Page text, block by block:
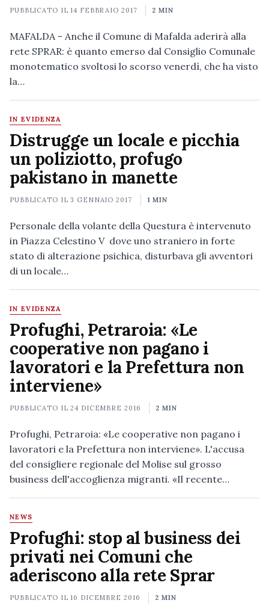
PUBBLICATO IL14 FEBBRAIO 2017 2 MIN
MAFALDA - Anche il Comune di Mafalda aderirà alla
rete SPRAR: è quanto emerso dal Consiglio Comunale
monotematico svoltosi lo scorso venerdì, che ha visto
la…
IN EVIDENZA
Distrugge un locale e picchia
un poliziotto, profugo
pakistano in manette
PUBBLICATO IL3 GENNAIO 2017 1 MIN
Personale della volante della Questura è intervenuto
in Piazza Celestino V dove uno straniero in forte
stato di alterazione psichica, disturbava gli avventori
di un locale…
IN EVIDENZA
Profughi, Petraroia: «Le
cooperative non pagano i
lavoratori e la Prefettura non
interviene»
PUBBLICATO IL24 DICEMBRE 2016 2 MIN
Profughi, Petraroia: «Le cooperative non pagano i
lavoratori e la Prefettura non interviene». L'accusa
del consigliere regionale del Molise sul grosso
business dell'accoglienza migranti. «Il recente…
NEWS
Profughi: stop al business dei
privati nei Comuni che
aderiscono alla rete Sprar
PUBBLICATO IL16 DICEMBRE 2016 2 MIN